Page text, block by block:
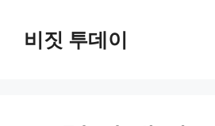
비짓 투데이